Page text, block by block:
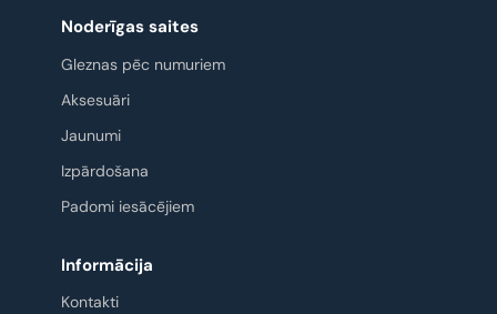
Noderīgas saites
Gleznas pēc numuriem
Aksesuāri
Jaunumi
Izpārdošana
Padomi iesācējiem
Informācija
Kontakti